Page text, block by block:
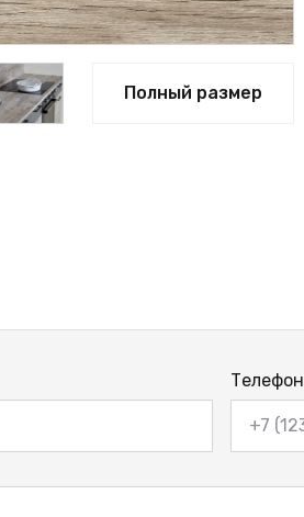
Полный размер
Телефон